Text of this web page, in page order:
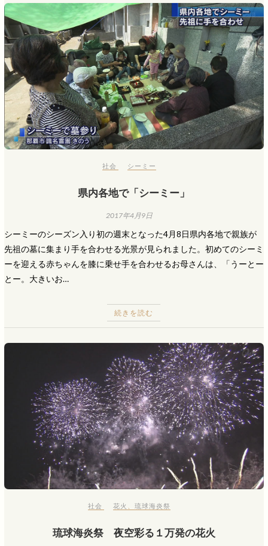
社会 シーミー
県内各地で「シーミー」
2017年4月9日
シーミーのシーズン入り初の週末となった4月8日県内各地で親族が
先祖の墓に集まり手を合わせる光景が見られました。初めてのシーミ
ーを迎える赤ちゃんを膝に乗せ手を合わせるお母さんは、「うーとー
とー。大きいお…
続きを読む
社会 花火 、琉球海炎祭
琉球海炎祭 夜空彩る１万発の花火